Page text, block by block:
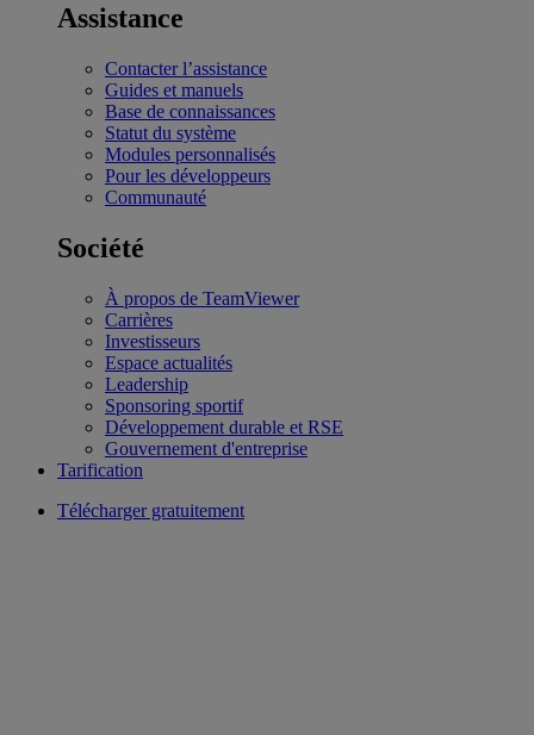
Assistance
Contacter l’assistance
Guides et manuels
Base de connaissances
Statut du système
Modules personnalisés
Pour les développeurs
Communauté
Société
À propos de TeamViewer
Carrières
Investisseurs
Espace actualités
Leadership
Sponsoring sportif
Développement durable et RSE
Gouvernement d'entreprise
Tarification
Télécharger gratuitement